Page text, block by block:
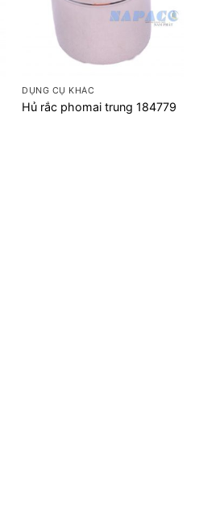
DỤNG CỤ KHÁC
Hủ rắc phomai trung 184779